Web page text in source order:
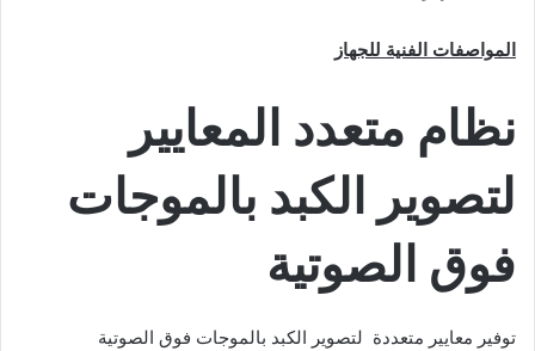
المواصفات الفنية للجهاز
نظام متعدد المعايير
لتصوير الكبد بالموجات
فوق الصوتية
توفير معايير متعددة لتصوير الكبد بالموجات فوق الصوتية